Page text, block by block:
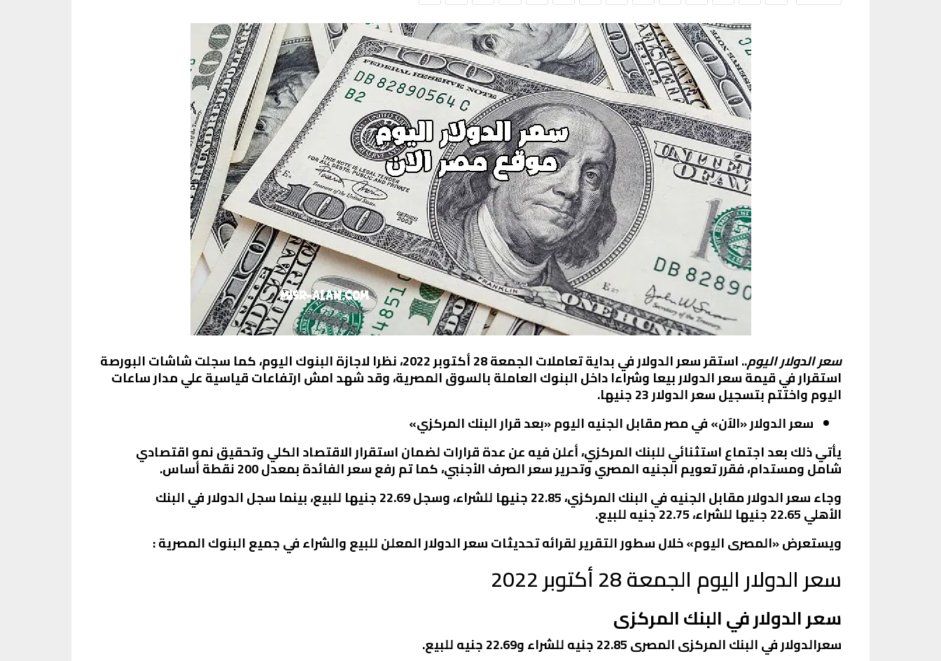
سعر الدولار اليوم .. استقر سعر الدولار في بداية تعاملات الجمعة 28 أكتوبر 2022، نظرا لاجازة البنوك اليوم، كما سجلت شاشات البورصة
استقرار في قيمة سعر الدولار بيعا وشراءا داخل البنوك العاملة بالسوق المصرية، وقد شهد امش ارتفاعات قياسية علي مدار ساعات
اليوم واختتم بتسجيل سعر الدولار 23 جنيها.
سعر الدولار «الآن» في مصر مقابل الجنيه اليوم «بعد قرار البنك المركزي»
يأتي ذلك بعد اجتماع استثنائي للبنك المركزي، أعلن فيه عن عدة قرارات لضمان استقرار الاقتصاد الكلي وتحقيق نمو اقتصادي
شامل ومستدام، فقرر تعويم الجنيه المصري وتحرير سعر الصرف الأجنبي، كما تم رفع سعر الفائدة بمعدل 200 نقطة أساس.
وجاء سعر الدولار مقابل الجنيه في البنك المركزي، 22.85 جنيها للشراء، وسجل 22.69 جنيها للبيع، بينما سجل الدولار في البنك
الأهلي 22.65 جنيها للشراء، 22.75 جنيه للبيع.
ويستعرض «المصرى اليوم» خلال سطور التقرير لقرائه تحديثات سعر الدولار المعلن للبيع والشراء في جميعالبنوك المصرية:
سعر الدولار اليوم الجمعة 28 أكتوبر 2022
سعر الدولار في البنك المركزى
سعرالدولار في البنك المركزى المصرى 22.85 جنيه للشراء و22.69 جنيه للبيع.